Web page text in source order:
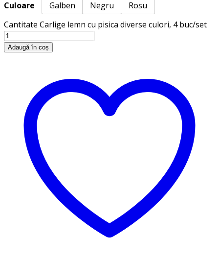
Culoare Galben Negru
Rosu
Cantitate Carlige lemn cu pisica diverse culori, 4 buc/set
Adaugă în coș